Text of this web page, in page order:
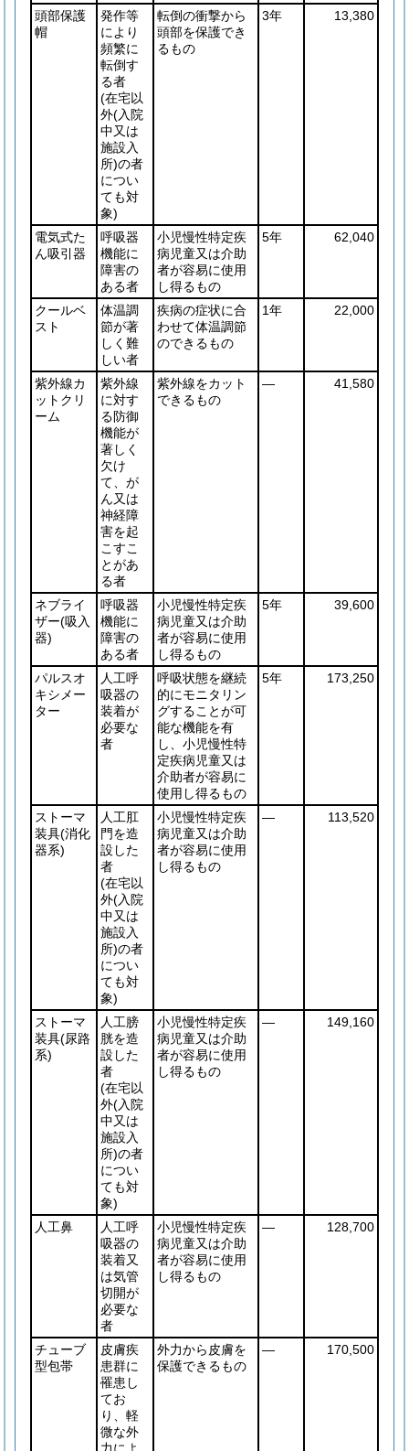
頭部保護
帽
発作等
により
頻繁に
転倒す
る者
(在宅以
外(入院
中又は
施設入
所)の者
につい
ても対
象)
転倒の衝撃から
頭部を保護でき
るもの
3年 13,380
電気式た
ん吸引器
呼吸器
機能に
障害の
ある者
小児慢性特定疾
病児童又は介助
者が容易に使用
し得るもの
5年 62,040
クールベ
スト
体温調
節が著
しく難
しい者
疾病の症状に合
わせて体温調節
のできるもの
1年 22,000
紫外線カ
ットクリ
ーム
紫外線
に対す
る防御
機能が
著しく
欠け
て、が
ん又は
神経障
害を起
こすこ
とがあ
る者
紫外線をカット
できるもの
― 41,580
ネブライ
ザー(吸入
器)
呼吸器
機能に
障害の
ある者
小児慢性特定疾
病児童又は介助
者が容易に使用
し得るもの
5年 39,600
パルスオ
キシメー
ター
人工呼
吸器の
装着が
必要な
者
呼吸状態を継続
的にモニタリン
グすることが可
能な機能を有
し、小児慢性特
定疾病児童又は
介助者が容易に
使用し得るもの
5年 173,250
ストーマ
装具(消化
器系)
人工肛
門を造
設した
者
(在宅以
外(入院
中又は
施設入
所)の者
につい
ても対
象)
小児慢性特定疾
病児童又は介助
者が容易に使用
し得るもの
― 113,520
ストーマ
装具(尿路
系)
人工膀
胱を造
設した
者
(在宅以
外(入院
中又は
施設入
所)の者
につい
ても対
象)
小児慢性特定疾
病児童又は介助
者が容易に使用
し得るもの
― 149,160
人工鼻
人工呼
吸器の
装着又
は気管
切開が
必要な
者
小児慢性特定疾
病児童又は介助
者が容易に使用
し得るもの
― 128,700
チューブ
型包帯
皮膚疾
患群に
罹患し
てお
り、軽
微な外
外力から皮膚を
保護できるもの
― 170,500